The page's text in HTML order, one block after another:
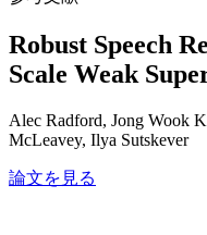
Robust Speech
Scale Weak
Alec Radford, Jong Wook
McLeavey, Ilya Sutskever
論文を見る